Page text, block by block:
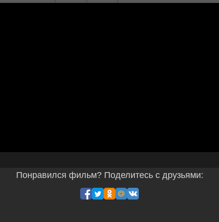
Понравился фильм? Поделитесь с друзьями: